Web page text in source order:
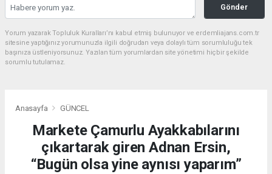
Gönder
Yorum yazarak Topluluk Kuralları’nı kabul etmiş bulunuyor ve erdemliajans.com.tr
sitesine yaptığınız yorumunuzla ilgili doğrudan veya dolaylı tüm sorumluluğu tek
başınıza üstleniyorsunuz. Yazılan tüm yorumlardan site yönetimi hiçbir şekilde
sorumlu tutulamaz.
Anasayfa GÜNCEL
Markete Çamurlu Ayakkabılarını
çıkartarak giren Adnan Ersin,
“Bugün olsa yine aynısı yaparım”